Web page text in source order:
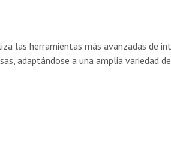
las herramientas más avanzadas de
adaptándose a una amplia variedad